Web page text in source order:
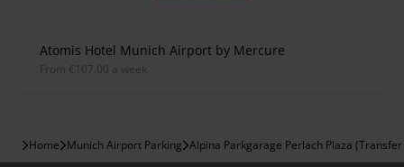
Atomis Hotel Munich Airport by Mercure
from €107.00 a week
Home Munich Airport Parking Alpina Parkgarage Perlach Plaza